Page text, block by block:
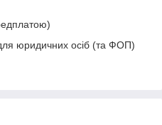
юридичних осіб (та ФОП)